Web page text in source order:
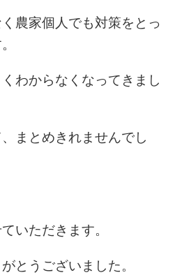
農家個人でも対策をとっ
わからなくなってきまし
まとめきれませんでし
いただきます。
とうございました。